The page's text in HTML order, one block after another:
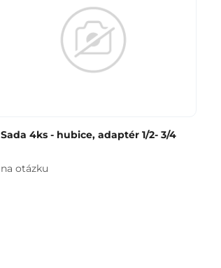
Sada 4ks - hubice, adaptér 1/2- 3/4
na otázku